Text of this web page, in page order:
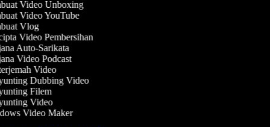
Video Unboxing
Video YouTube
Vlog
Video Pembersihan
Auto-Sarikata
Video Podcast
Video
Dubbing Video
Filem
Video
Video Maker